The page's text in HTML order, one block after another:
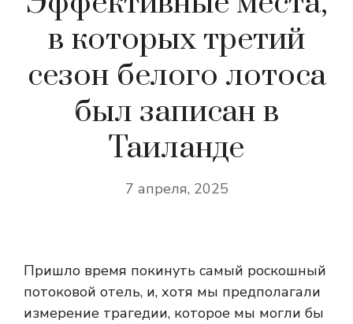
в которых третий
сезон белого лотоса
был записан в
Таиланде
7 апреля, 2025
Пришло время покинуть самый роскошный
потоковой отель, и, хотя мы предполагали
измерение трагедии, которое мы могли бы